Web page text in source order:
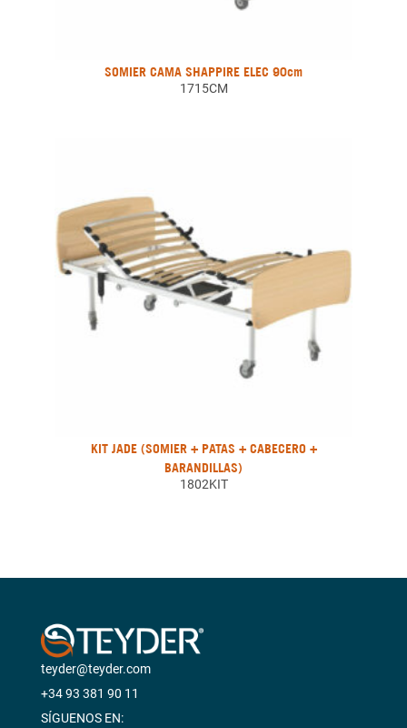
SOMIER CAMA SHAPPIRE ELEC 90cm
1715CM
KIT JADE (SOMIER + PATAS + CABECERO +
BARANDILLAS)
1802KIT
teyder@teyder.com
+34 93 381 90 11
SÍGUENOS EN: